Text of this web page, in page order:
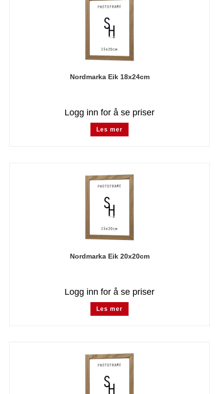
Nordmarka Eik 18x24cm
Logg inn for å se priser
Les mer
Nordmarka Eik 20x20cm
Logg inn for å se priser
Les mer